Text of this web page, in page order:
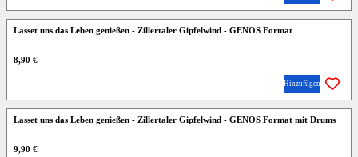
Lasset uns das Leben genießen - Zillertaler Gipfelwind - GENOS Format
8,90 €
Hinzufügen
Lasset uns das Leben genießen - Zillertaler Gipfelwind - GENOS Format mit Drums
9,90 €